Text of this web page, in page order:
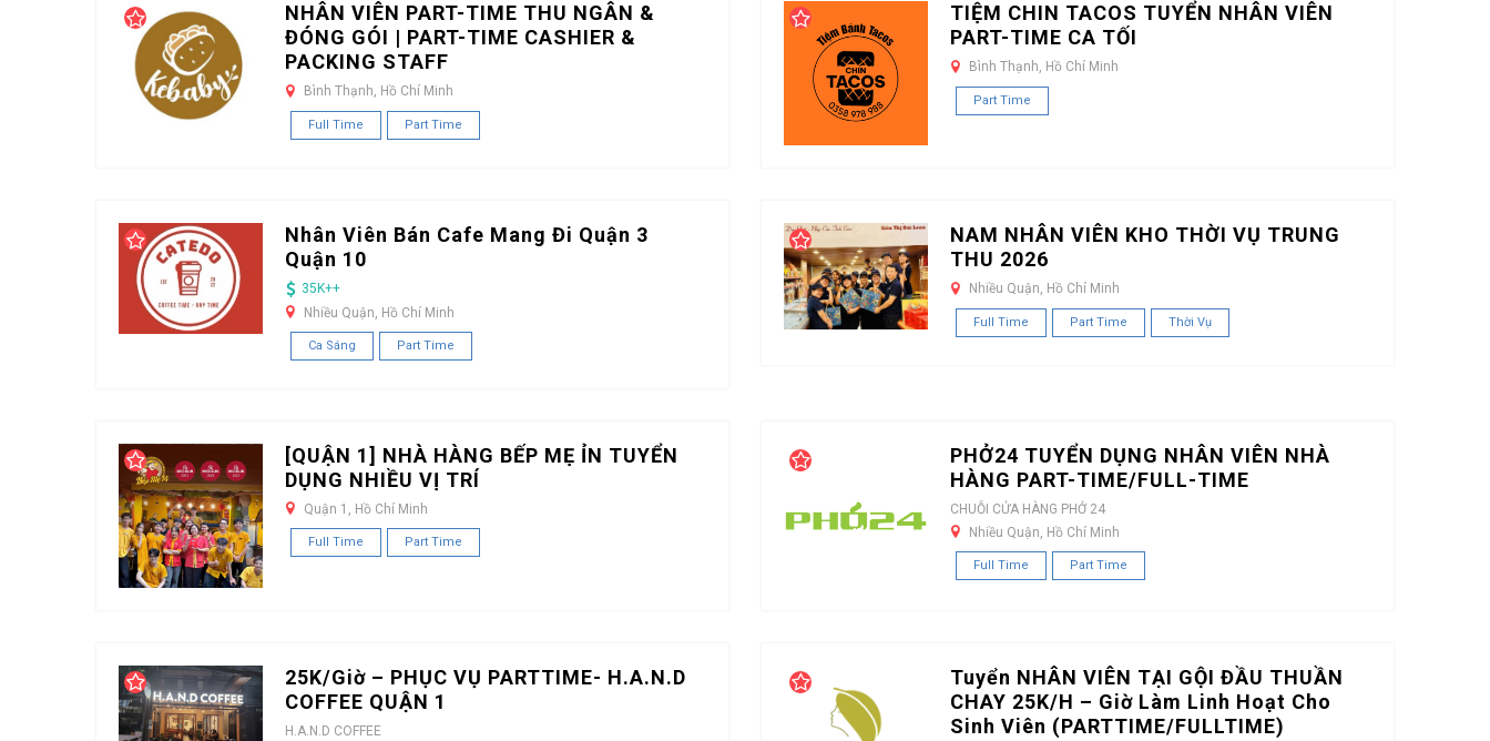
NHÂN VIÊN PART-TIME THU NGÂN &
ĐÓNG GÓI | PART-TIME CASHIER &
PACKING STAFF
Bình Thạnh, Hồ Chí Minh
Full Time Part Time
TIỆM CHIN TACOS TUYỂN NHÂN VIÊN
PART-TIME CA TỐI
Bình Thạnh, Hồ Chí Minh
Part Time
Nhân Viên Bán Cafe Mang Đi Quận 3
Quận 10
35K++
Nhiều Quận, Hồ Chí Minh
Ca Sáng Part Time
NAM NHÂN VIÊN KHO THỜI VỤ TRUNG
THU 2026
Nhiều Quận, Hồ Chí Minh
Full Time Part Time Thời Vụ
[QUẬN 1] NHÀ HÀNG BẾP MẸ ỈN TUYỂN
DỤNG NHIỀU VỊ TRÍ
Quận 1, Hồ Chí Minh
Full Time Part Time
PHỞ24 TUYỂN DỤNG NHÂN VIÊN NHÀ
HÀNG PART-TIME/FULL-TIME
CHUỖI CỬA HÀNG PHỞ 24
Nhiều Quận, Hồ Chí Minh
Full Time Part Time
25K/Giờ – PHỤC VỤ PARTTIME- H.A.N.D
COFFEE QUẬN 1
H.A.N.D COFFEE
Tuyển NHÂN VIÊN TẠI GỘI ĐẦU THUẦN
CHAY 25K/H – Giờ Làm Linh Hoạt Cho
Sinh Viên (PARTTIME/FULLTIME)